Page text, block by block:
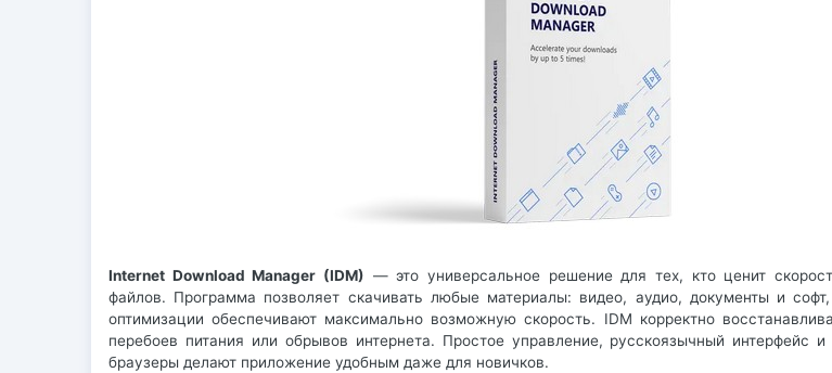
Internet Download Manager (IDM) — это универсальное решение для тех, кто ценит
файлов. Программа позволяет скачивать любые материалы: видео, аудио, документы и
оптимизации обеспечивают максимально возможную скорость. IDM корректно
перебоев питания или обрывов интернета. Простое управление, русскоязычный интерфейс
браузеры делают приложение удобным даже для новичков.